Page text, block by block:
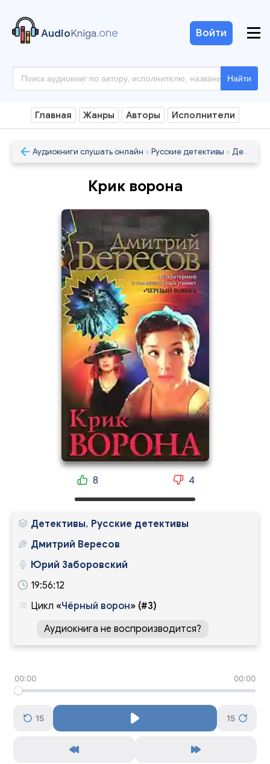
AudioKniga.one
Найти
Войти
Главная Жанры Авторы Исполнители
Аудиокниги слушать онлайн » Русские детективы » Детективы
Крик ворона
8 4
Детективы, Русские детективы
Дмитрий Вересов
Юрий Заборовский
19:56:12
Цикл «Чёрный ворон» (#3)
Аудиокнига не воспроизводится?
00:00 00:00
15 15